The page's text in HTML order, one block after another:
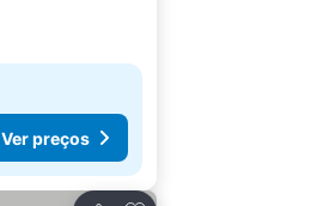
Ver preços